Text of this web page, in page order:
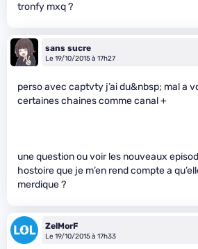
tronfy mxq ?
sans sucre
Le 19/10/2015 à 17h27
perso avec captvty j’ai du&nbsp; mal a
certaines chaines comme canal +
une question ou voir les nouveaux
hostoire que je m’en rend compte a
merdique ?
ZelMorF
Le 19/10/2015 à 17h33